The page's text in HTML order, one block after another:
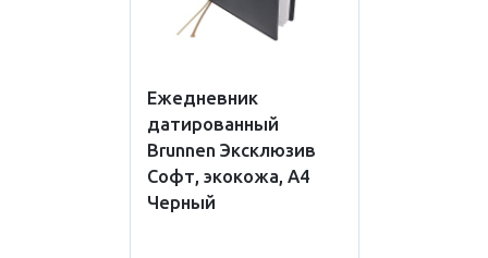
Ежедневник
датированный
Brunnen Эксклюзив
Софт, экокожа, А4
Черный